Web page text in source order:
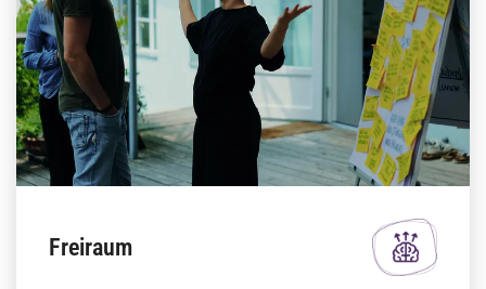
Freiraum